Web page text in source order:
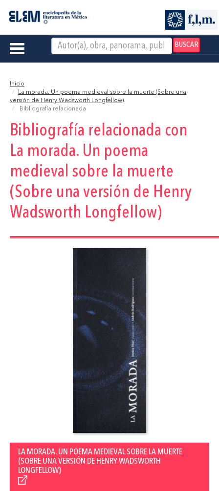
BUSCAR
Toggle
Inicio
La morada. Un poema medieval sobre la muerte (Sobre una
versión de Henry Wadsworth Longfellow)
Bibliografía relacionada
Bibliografía relacionada con
La morada. Un poema
medieval sobre la muerte
(Sobre una versión de Henry
Wadsworth Longfellow)
LA MORADA. UN POEMA MEDIEVAL SOBRE LA MUERTE
(SOBRE UNA VERSIÓN DE HENRY WADSWORTH
LONGFELLOW)